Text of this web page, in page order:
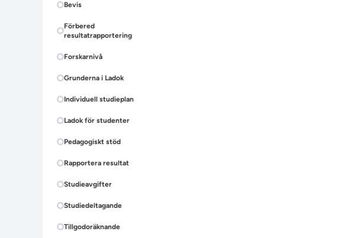
Bevis
Förbered
resultatrapportering
Forskarnivå
Grunderna i Ladok
Individuell studieplan
Ladok för studenter
Pedagogiskt stöd
Rapportera resultat
Studieavgifter
Studiedeltagande
Tillgodoräknande